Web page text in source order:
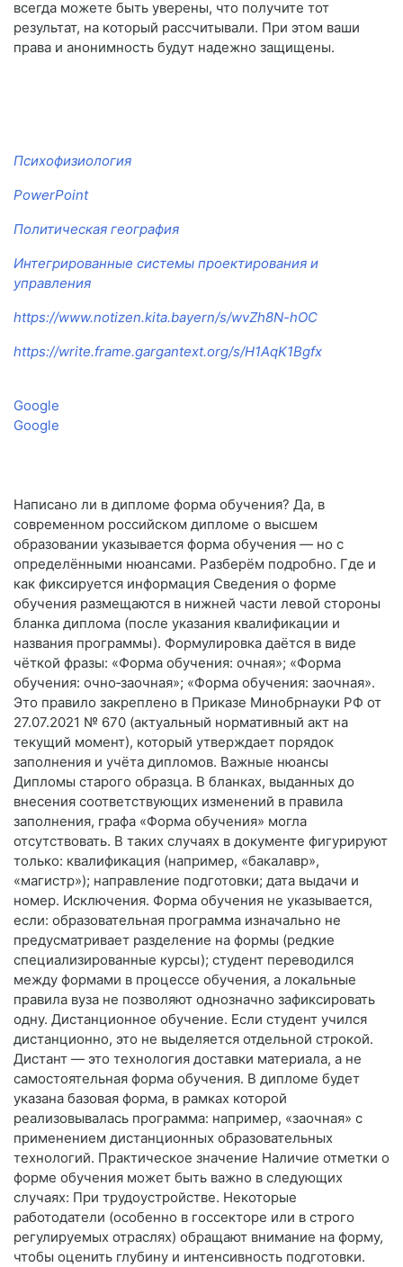
всегда можете быть уверены, что получите тот
результат, на который рассчитывали. При этом ваши
права и анонимность будут надежно защищены.
Психофизиология
PowerPoint
Политическая география
Интегрированные системы проектирования и
управления
https://www.notizen.kita.bayern/s/wvZh8N-hOC
https://write.frame.gargantext.org/s/H1AqK1Bgfx
Google
Google
Написано ли в дипломе форма обучения? Да, в
современном российском дипломе о высшем
образовании указывается форма обучения — но с
определёнными нюансами. Разберём подробно. Где и
как фиксируется информация Сведения о форме
обучения размещаются в нижней части левой стороны
бланка диплома (после указания квалификации и
названия программы). Формулировка даётся в виде
чёткой фразы: «Форма обучения: очная»; «Форма
обучения: очно‑заочная»; «Форма обучения: заочная».
Это правило закреплено в Приказе Минобрнауки РФ от
27.07.2021 № 670 (актуальный нормативный акт на
текущий момент), который утверждает порядок
заполнения и учёта дипломов. Важные нюансы
Дипломы старого образца. В бланках, выданных до
внесения соответствующих изменений в правила
заполнения, графа «Форма обучения» могла
отсутствовать. В таких случаях в документе фигурируют
только: квалификация (например, «бакалавр»,
«магистр»); направление подготовки; дата выдачи и
номер. Исключения. Форма обучения не указывается,
если: образовательная программа изначально не
предусматривает разделение на формы (редкие
специализированные курсы); студент переводился
между формами в процессе обучения, а локальные
правила вуза не позволяют однозначно зафиксировать
одну. Дистанционное обучение. Если студент учился
дистанционно, это не выделяется отдельной строкой.
Дистант — это технология доставки материала, а не
самостоятельная форма обучения. В дипломе будет
указана базовая форма, в рамках которой
реализовывалась программа: например, «заочная» с
применением дистанционных образовательных
технологий. Практическое значение Наличие отметки о
форме обучения может быть важно в следующих
случаях: При трудоустройстве. Некоторые
работодатели (особенно в госсекторе или в строго
регулируемых отраслях) обращают внимание на форму,
чтобы оценить глубину и интенсивность подготовки.